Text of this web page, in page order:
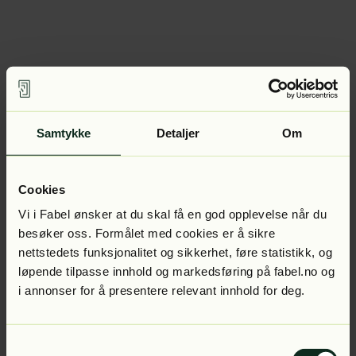
Samtykke Detaljer Om
Cookies
Vi i Fabel ønsker at du skal få en god opplevelse når du
besøker oss. Formålet med cookies er å sikre
nettstedets funksjonalitet og sikkerhet, føre statistikk, og
løpende tilpasse innhold og markedsføring på fabel.no og
i annonser for å presentere relevant innhold for deg.